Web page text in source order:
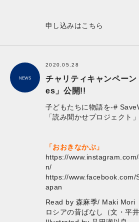
申し込みはこちら
NEWS
2020.05.28
チャリティキャンペー
es」公開!!
子どもたちに物語を-#
「読み聞かせプロジェクト」
「おおきなかぶ」
https://
n/
https://www.facebook.com/
apan
Read by 森麻季/ Maki Mori
ロシアの昔ばなし（文・平井